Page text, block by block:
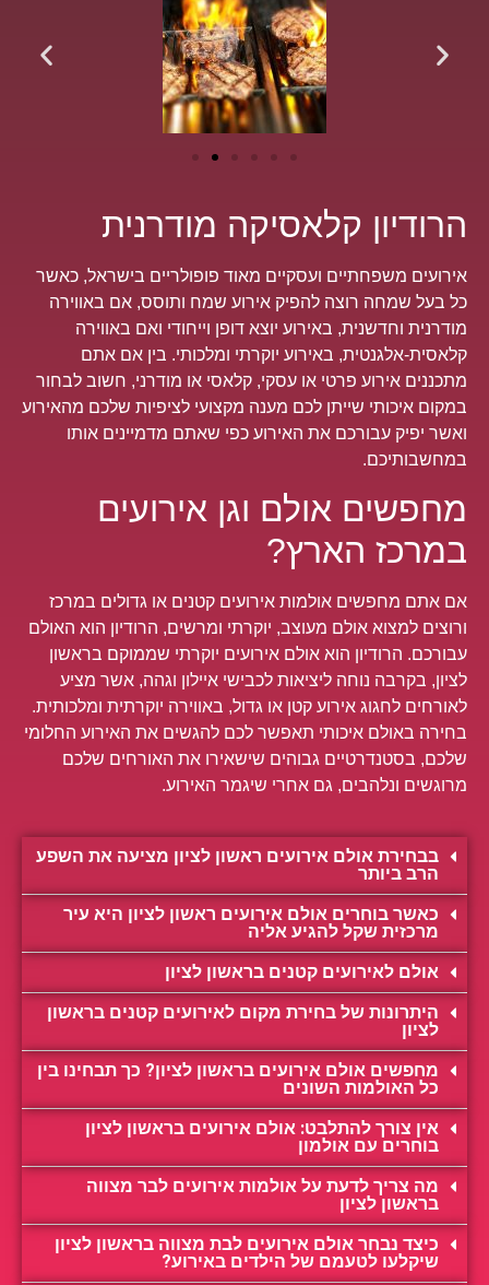
הרודיון קלאסיקה מודרנית
אירועים משפחתיים ועסקיים מאוד פופולריים בישראל, כאשר
כל בעל שמחה רוצה להפיק אירוע שמח ותוסס, אם באווירה
מודרנית וחדשנית, באירוע יוצא דופן וייחודי ואם באווירה
קלאסית-אלגנטית, באירוע יוקרתי ומלכותי. בין אם אתם
מתכננים אירוע פרטי או עסקי, קלאסי או מודרני, חשוב לבחור
במקום איכותי שייתן לכם מענה מקצועי לציפיות שלכם מהאירוע
ואשר יפיק עבורכם את האירוע כפי שאתם מדמיינים אותו
במחשבותיכם.
מחפשים אולם וגן אירועים
במרכז הארץ?
אם אתם מחפשים אולמות אירועים קטנים או גדולים במרכז
ורוצים למצוא אולם מעוצב, יוקרתי ומרשים, הרודיון הוא האולם
עבורכם. הרודיון הוא אולם אירועים יוקרתי שממוקם בראשון
לציון, בקרבה נוחה ליציאות לכבישי איילון וגהה, אשר מציע
לאורחים לחגוג אירוע קטן או גדול, באווירה יוקרתית ומלכותית.
בחירה באולם איכותי תאפשר לכם להגשים את האירוע החלומי
שלכם, בסטנדרטיים גבוהים שישאירו את האורחים שלכם
מרוגשים ונלהבים, גם אחרי שיגמר האירוע.
בבחירת אולם אירועים ראשון לציון מציעה את השפע
הרב ביותר
כאשר בוחרים אולם אירועים ראשון לציון היא עיר
מרכזית שקל להגיע אליה
אולם לאירועים קטנים בראשון לציון
היתרונות של בחירת מקום לאירועים קטנים בראשון
לציון
מחפשים אולם אירועים בראשון לציון? כך תבחינו בין
כל האולמות השונים
אין צורך להתלבט: אולם אירועים בראשון לציון
בוחרים עם אולמון
מה צריך לדעת על אולמות אירועים לבר מצווה
בראשון לציון
כיצד נבחר אולם אירועים לבת מצווה בראשון לציון
שיקלעו לטעמם של הילדים באירוע?